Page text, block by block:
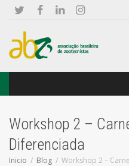
Workshop 2 –
Diferenciada
Inicio Blog Workshop 2 –